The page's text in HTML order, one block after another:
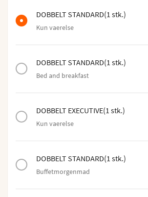
DOBBELT STANDARD(1 stk.)
Kun vaerelse
DOBBELT STANDARD(1 stk.)
Bed and breakfast
DOBBELT EXECUTIVE(1 stk.)
Kun vaerelse
DOBBELT STANDARD(1 stk.)
Buffetmorgenmad